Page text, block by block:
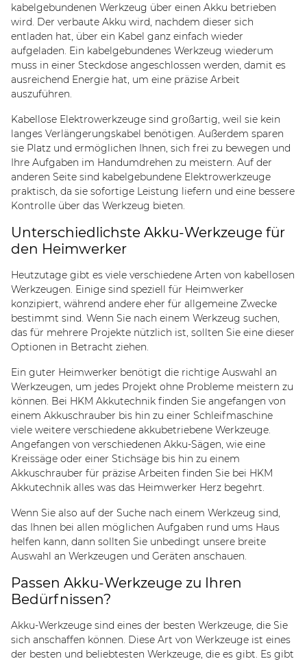
kabelgebundenen Werkzeug über einen Akku betrieben
wird. Der verbaute Akku wird, nachdem dieser sich
entladen hat, über ein Kabel ganz einfach wieder
aufgeladen. Ein kabelgebundenes Werkzeug wiederum
muss in einer Steckdose angeschlossen werden, damit es
ausreichend Energie hat, um eine präzise Arbeit
auszuführen.
Kabellose Elektrowerkzeuge sind großartig, weil sie kein
langes Verlängerungskabel benötigen. Außerdem sparen
sie Platz und ermöglichen Ihnen, sich frei zu bewegen und
Ihre Aufgaben im Handumdrehen zu meistern. Auf der
anderen Seite sind kabelgebundene Elektrowerkzeuge
praktisch, da sie sofortige Leistung liefern und eine bessere
Kontrolle über das Werkzeug bieten.
Unterschiedlichste Akku-Werkzeuge für
den Heimwerker
Heutzutage gibt es viele verschiedene Arten von kabellosen
Werkzeugen. Einige sind speziell für Heimwerker
konzipiert, während andere eher für allgemeine Zwecke
bestimmt sind. Wenn Sie nach einem Werkzeug suchen,
das für mehrere Projekte nützlich ist, sollten Sie eine dieser
Optionen in Betracht ziehen.
Ein guter Heimwerker benötigt die richtige Auswahl an
Werkzeugen, um jedes Projekt ohne Probleme meistern zu
können. Bei HKM Akkutechnik finden Sie angefangen von
einem Akkuschrauber bis hin zu einer Schleifmaschine
viele weitere verschiedene akkubetriebene Werkzeuge.
Angefangen von verschiedenen Akku-Sägen, wie eine
Kreissäge oder einer Stichsäge bis hin zu einem
Akkuschrauber für präzise Arbeiten finden Sie bei HKM
Akkutechnik alles was das Heimwerker Herz begehrt.
Wenn Sie also auf der Suche nach einem Werkzeug sind,
das Ihnen bei allen möglichen Aufgaben rund ums Haus
helfen kann, dann sollten Sie unbedingt unsere breite
Auswahl an Werkzeugen und Geräten anschauen.
Passen Akku-Werkzeuge zu Ihren
Bedürfnissen?
Akku-Werkzeuge sind eines der besten Werkzeuge, die Sie
sich anschaffen können. Diese Art von Werkzeuge ist eines
der besten und beliebtesten Werkzeuge, die es gibt. Es gibt